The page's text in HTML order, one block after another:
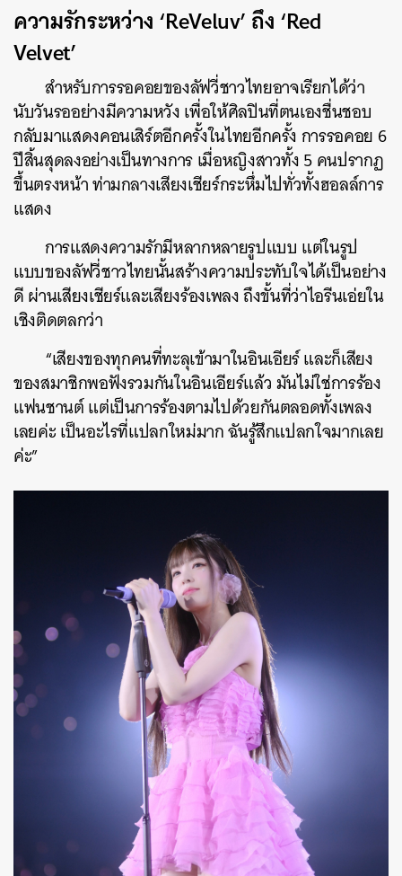
ความรักระหว่าง ‘ReVeluv’ ถึง ‘Red
Velvet’
สำหรับการรอคอยของลัฟวี่ชาวไทยอาจเรียกได้ว่า
นับวันรออย่างมีความหวัง เพื่อให้ศิลปินที่ตนเองชื่นชอบ
กลับมาแสดงคอนเสิร์ตอีกครั้งในไทยอีกครั้ง การรอคอย 6
ปีสิ้นสุดลงอย่างเป็นทางการ เมื่อหญิงสาวทั้ง 5 คนปรากฏ
ขึ้นตรงหน้า ท่ามกลางเสียงเชียร์กระหึ่มไปทั่วทั้งฮอลล์การ
แสดง
การแสดงความรักมีหลากหลายรูปแบบ แต่ในรูป
แบบของลัฟวี่ชาวไทยนั้นสร้างความประทับใจได้เป็นอย่าง
ดี ผ่านเสียงเชียร์และเสียงร้องเพลง ถึงขั้นที่ว่าไอรีนเอ่ยใน
เชิงติดตลกว่า
“เสียงของทุกคนที่ทะลุเข้ามาในอินเอียร์ และก็เสียง
ของสมาชิกพอฟังรวมกันในอินเอียร์แล้ว มันไม่ใช่การร้อง
แฟนชานต์ แต่เป็นการร้องตามไปด้วยกันตลอดทั้งเพลง
เลยค่ะ เป็นอะไรที่แปลกใหม่มาก ฉันรู้สึกแปลกใจมากเลย
ค่ะ”